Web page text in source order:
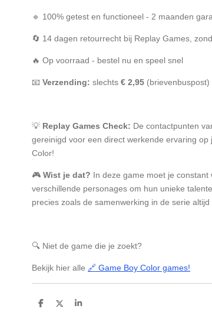
🔹 100% getest en functioneel - 2 maanden
🔄 14 dagen retourrecht bij Replay Games,
🔥 Op voorraad - bestel nu en speel snel
📧 Verzending: slechts € 2,95 (brievenbuspost)
💡 Replay Games Check: De contactpunten
gereinigd voor een direct werkende ervaring op
Color!
🎮 Wist je dat? In deze game moet je constant
verschillende personages om hun unieke
precies zoals de samenwerking in de serie
🔍 Niet de game die je zoekt?
Bekijk hier alle 🔗 Game Boy Color games!
D
D
S